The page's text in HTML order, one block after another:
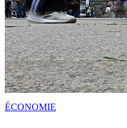
ÉCONOMIE